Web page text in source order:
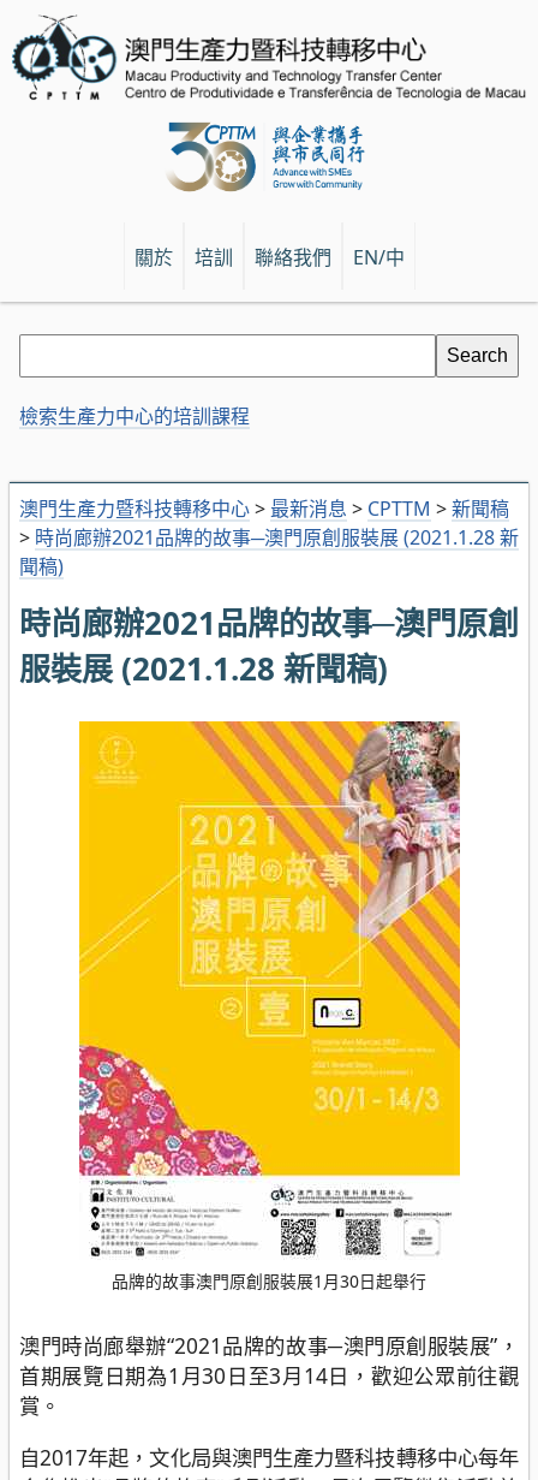
關於 培訓 聯絡我們 EN/中
澳門生產力暨科技轉移中心> 最新消息 > CPTTM >新聞稿
> 時尚廊辦2021品牌的故事─澳門原創服裝展 (2021.1.28 新
聞稿)
時尚廊辦2021品牌的故事─澳門原創
服裝展 (2021.1.28 新聞稿)
品牌的故事澳門原創服裝展1月30日起舉行
澳門時尚廊舉辦“2021品牌的故事─澳門原創服裝展”，
首期展覽日期為1月30日至3月14日，歡迎公眾前往觀
賞。
自2017年起，文化局與澳門生產力暨科技轉移中心每年
檢索生產力中心的培訓課程